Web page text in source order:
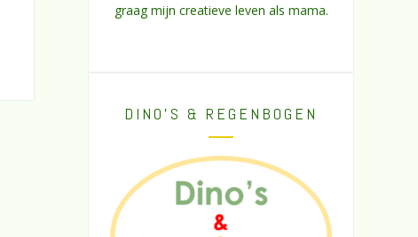
graag mijn creatieve leven als mama.
DINO’S & REGENBOGEN